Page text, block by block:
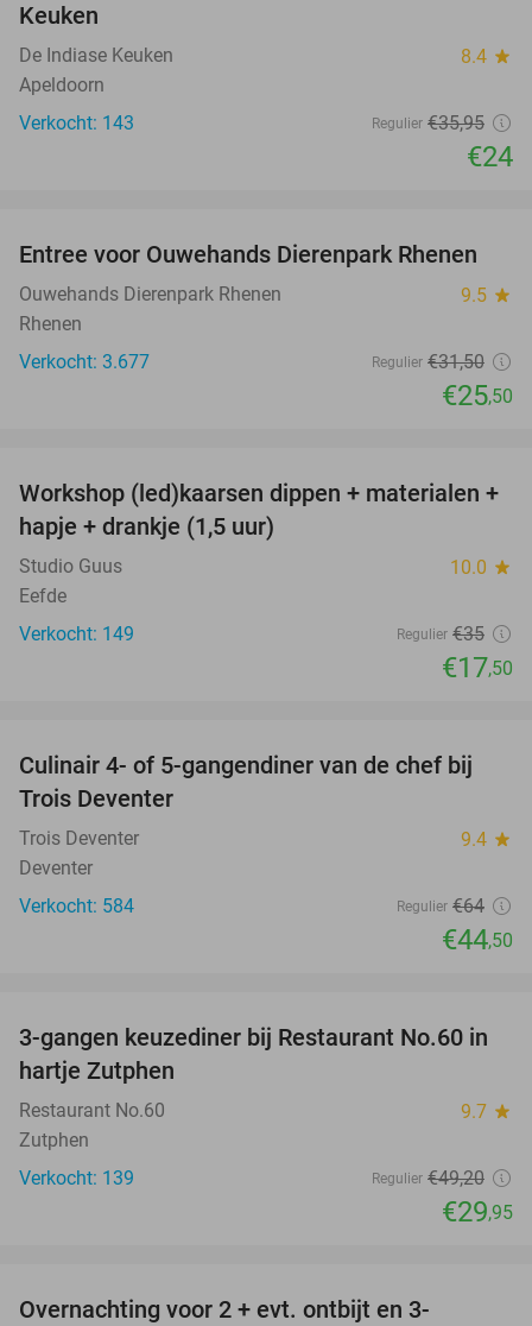
Keuken
De Indiase Keuken 8.4 star
Apeldoorn
Verkocht: 143
Regulier €35,95
€24
19%
Entree voor Ouwehands Dierenpark Rhenen
Ouwehands Dierenpark Rhenen 9.5 star
Rhenen
Verkocht: 3.677
Regulier €31,50
€25,50
50%
Workshop (led)kaarsen dippen + materialen +
hapje + drankje (1,5 uur)
Studio Guus 10.0 star
Eefde
Verkocht: 149
Regulier €35
€17,50
30%
Culinair 4- of 5-gangendiner van de chef bij
Trois Deventer
Trois Deventer 9.4 star
Deventer
Verkocht: 584
Regulier €64
€44,50
39%
3-gangen keuzediner bij Restaurant No.60 in
hartje Zutphen
Restaurant No.60 9.7 star
Zutphen
Verkocht: 139
Regulier €49,20
€29,95
Overnachting voor 2 + evt. ontbijt en 3-